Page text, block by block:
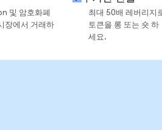
및 암호화폐
장에서 거래하
최대 50배 레버리지
토큰을 롱 또는 숏 하
세요.